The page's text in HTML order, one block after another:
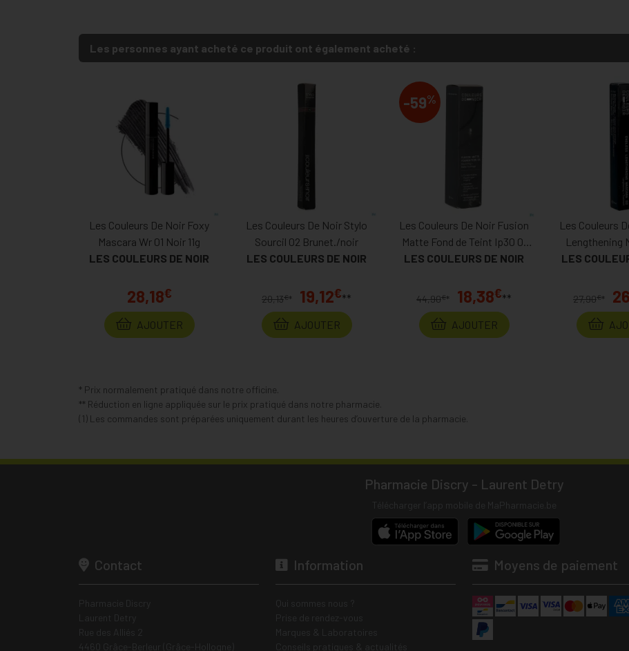
Les personnes ayant acheté ce produit ont également acheté :
Les Couleurs De Noir Foxy
Mascara Wr 01 Noir 11g
LES COULEURS DE NOIR
28,18€
AJOUTER
Les Couleurs De Noir Stylo
Sourcil 02 Brunet./noir
LES COULEURS DE NOIR
20,13€* 19,12€**
AJOUTER
-59%
Les Couleurs De Noir Fusion
Matte Fond de Teint Ip30 01
28ml
LES COULEURS DE NOIR
44,90€* 18,38€**
AJOUTER
Les Couleurs
Lengthening
LES
27,90€*
* Prix normalement pratiqué dans notre officine.
** Réduction en ligne appliquée sur le prix pratiqué dans notre pharmacie.
(1) Les commandes sont préparées uniquement durant les heures d’ouverture de la pharmacie.
Pharmacie Discry - Laurent Detry
Contact Information Moyens de paiement